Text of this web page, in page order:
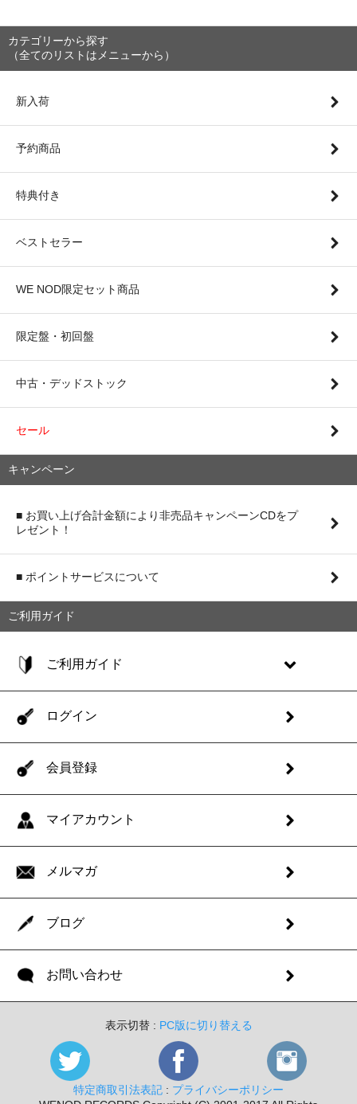
カテゴリーから探す
（全てのリストはメニューから）
新入荷
予約商品
特典付き
ベストセラー
WE NOD限定セット商品
限定盤・初回盤
中古・デッドストック
セール
キャンペーン
■ お買い上げ合計金額により非売品キャンペーンCDをプ
レゼント！
■ ポイントサービスについて
ご利用ガイド
ご利用ガイド
ログイン
会員登録
マイアカウント
メルマガ
ブログ
お問い合わせ
表示切替 : PC版に切り替える
特定商取引法表記 : プライバシーポリシー